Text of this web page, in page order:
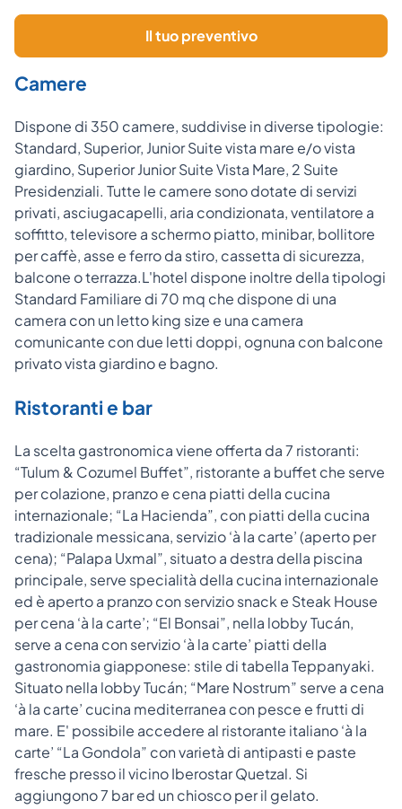
Il tuo preventivo
Camere
Dispone di 350 camere, suddivise in diverse tipologie:
Standard, Superior, Junior Suite vista mare e/o vista
giardino, Superior Junior Suite Vista Mare, 2 Suite
Presidenziali. Tutte le camere sono dotate di servizi
privati, asciugacapelli, aria condizionata, ventilatore a
soffitto, televisore a schermo piatto, minibar, bollitore
per caffè, asse e ferro da stiro, cassetta di sicurezza,
balcone o terrazza.L'hotel dispone inoltre della tipologi
Standard Familiare di 70 mq che dispone di una
camera con un letto king size e una camera
comunicante con due letti doppi, ognuna con balcone
privato vista giardino e bagno.
Ristoranti e bar
La scelta gastronomica viene offerta da 7 ristoranti:
“Tulum & Cozumel Buffet”, ristorante a buffet che serve
per colazione, pranzo e cena piatti della cucina
internazionale; “La Hacienda”, con piatti della cucina
tradizionale messicana, servizio ‘à la carte’ (aperto per
cena); “Palapa Uxmal”, situato a destra della piscina
principale, serve specialità della cucina internazionale
ed è aperto a pranzo con servizio snack e Steak House
per cena ‘à la carte’; “El Bonsai”, nella lobby Tucán,
serve a cena con servizio ‘à la carte’ piatti della
gastronomia giapponese: stile di tabella Teppanyaki.
Situato nella lobby Tucán; “Mare Nostrum” serve a cena
‘à la carte’ cucina mediterranea con pesce e frutti di
mare. E' possibile accedere al ristorante italiano ‘à la
carte’ “La Gondola” con varietà di antipasti e paste
fresche presso il vicino Iberostar Quetzal. Si
aggiungono 7 bar ed un chiosco per il gelato.